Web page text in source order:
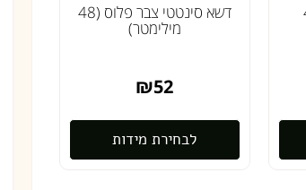
דשא סינטטי צבר פלוס (48
מילימטר)
₪52
לבחירת מידות